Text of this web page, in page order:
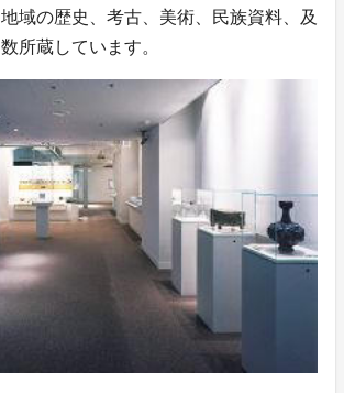
域の歴史、考古、美術、民族資料、及
所蔵しています。